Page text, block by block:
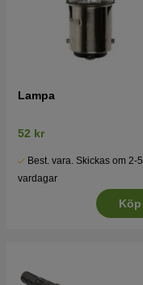
Lampa
52 kr
Best. vara. Skickas om 2-5
vardagar
Köp